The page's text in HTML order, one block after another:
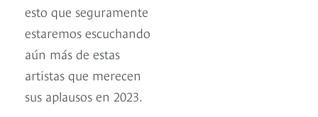
esto que seguramente
estaremos escuchando
aún más de estas
artistas que merecen
sus aplausos en 2023.